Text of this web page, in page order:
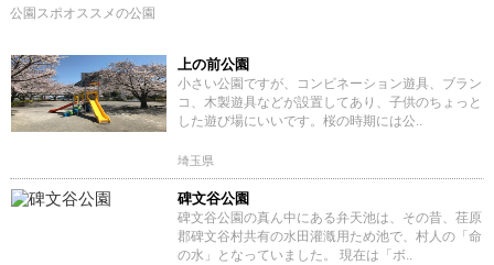
公園スポオススメの公園
上の前公園
小さい公園ですが、コンビネーション遊具、ブラン
コ、木製遊具などが設置してあり、子供のちょっと
した遊び場にいいです。桜の時期には公..
埼玉県
碑文谷公園
碑文谷公園の真ん中にある弁天池は、その昔、荏原
郡碑文谷村共有の水田灌漑用ため池で、村人の「命
の水」となっていました。 現在は「ボ..